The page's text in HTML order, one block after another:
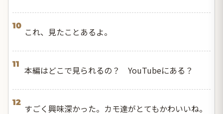
10
これ、見たことあるよ。
11
本編はどこで見られるの？ YouTubeにある？
12
すごく興味深かった。カモ達がとてもかわいいね。